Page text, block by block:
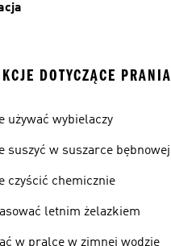
DOTYCZĄCE PRANIA
używać wybielaczy
suszyć w suszarce bębnowej
czyścić chemicznie
letnim żelazkiem
w pralce w zimnej wodzie